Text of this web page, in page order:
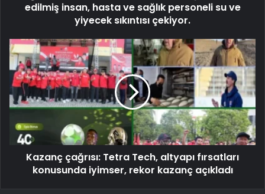
edilmiş insan, hasta ve sağlık personeli su ve
yiyecek sıkıntısı çekiyor.
Kazanç çağrısı: Tetra Tech, altyapı fırsatları
konusunda iyimser, rekor kazanç açıkladı